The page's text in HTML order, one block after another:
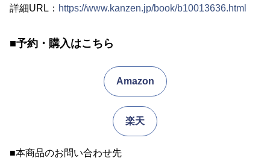
詳細URL： https://www.kanzen.jp/book/b10013636.html
■予約・購入はこちら
Amazon
楽天
■本商品のお問い合わせ先